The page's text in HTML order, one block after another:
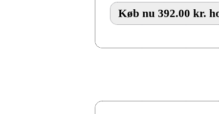
Køb nu 392.00 kr.